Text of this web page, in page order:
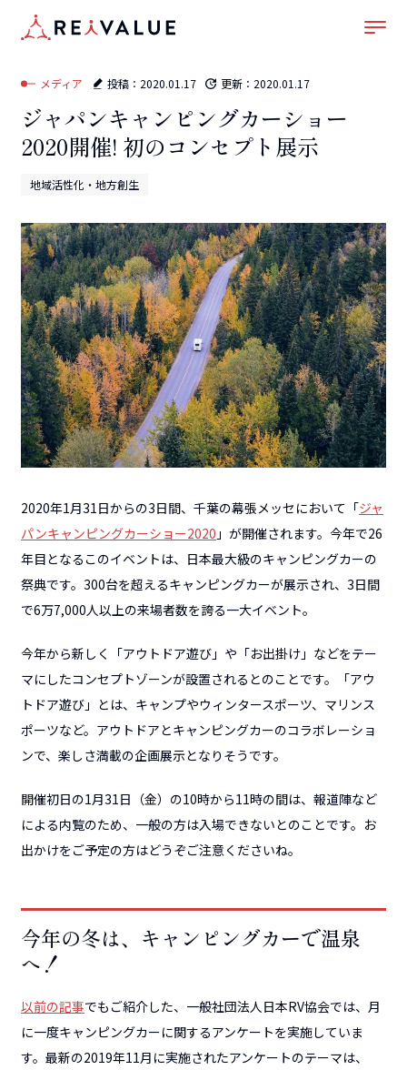
ホーム
催! 初のコンセプト展示
メディア 投稿： 2020.01.17 更新： 2020.01.17
ジャパンキャンピングカーショー
2020開催! 初のコンセプト展示
地域活性化・地方創生
2020年1月31日からの3日間、千葉の幕張メッセにおいて「ジャ
パンキャンピングカーショー2020 」が開催されます。今年で26
年目となるこのイベントは、日本最大級のキャンピングカーの
祭典です。 300台を超えるキャンピングカーが展示され、3日間
で6万7,000人以上の来場者数を誇る一大イベント。
今年から新しく「アウトドア遊び」や「お出掛け」などをテー
マにしたコンセプトゾーンが設置されるとのことです。「アウ
トドア遊び」とは、キャンプやウィンタースポーツ、マリンス
ポーツなど。アウトドアとキャンピングカーのコラボレーショ
ンで、楽しさ満載の企画展示となりそうです。
開催初日の1月31日（金）の10時から11時の間は、報道陣など
による内覧のため、一般の方は入場できないとのことです。お
出かけをご予定の方はどうぞご注意くださいね。
今年の冬は、キャンピングカーで温泉
へ！
以前の記事でもご紹介した、一般社団法人日本RV協会では、月
に一度キャンピングカーに関するアンケートを実施していま
す。最新の2019年11月に実施されたアンケートのテーマは、